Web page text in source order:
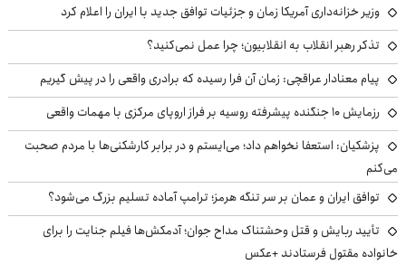
وزیر خزانه‌داری آمریکا زمان و جزئیات توافق جدید با ایران را اعلام کرد
تذکر رهبر انقلاب به انقلابیون؛ چرا عمل نمی‌کنید؟
پیام معنادار عراقچی: زمان آن فرا رسیده که برادری واقعی را در پیش گیریم
رزمایش ۱۰ جنگنده پیشرفته روسیه بر فراز اروپای مرکزی با مهمات واقعی
پزشکیان: استعفا نخواهم داد؛ می‌ایستم و در برابر کارشکنی‌ها با مردم صحبت
می‌کنم
توافق ایران و عمان بر سر تنگه هرمز؛ ترامپ آماده تسلیم بزرگ می‌شود؟
تأیید ربایش و قتل وحشتناک مداح جوان؛ آدمکش‌ها فیلم جنایت را برای
خانواده مقتول فرستادند +عکس